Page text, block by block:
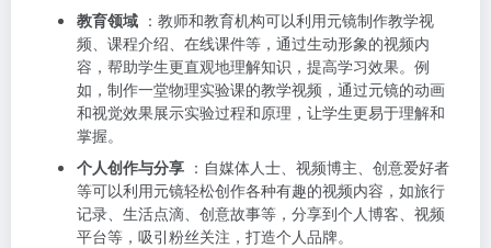
教育领域 ：教师和教育机构可以利用元镜制作教学视
频、课程介绍、在线课件等，通过生动形象的视频内
容，帮助学生更直观地理解知识，提高学习效果。例
如，制作一堂物理实验课的教学视频，通过元镜的动画
和视觉效果展示实验过程和原理，让学生更易于理解和
掌握。
个人创作与分享 ：自媒体人士、视频博主、创意爱好者
等可以利用元镜轻松创作各种有趣的视频内容，如旅行
记录、生活点滴、创意故事等，分享到个人博客、视频
平台等，吸引粉丝关注，打造个人品牌。